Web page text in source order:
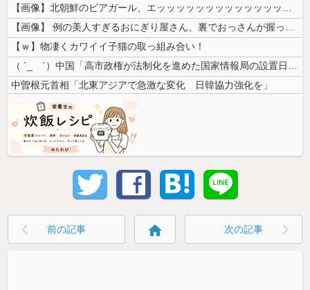
【画像】北朝鮮のビアガール、エッッッッッッッッッッッッッッッッッ！
【画像】 例の美人すぎるおにぎり屋さん、裏でおっさんが握っていたｗｗｗ...
【ｗ】物凄くカワイイ子猫の取っ組み合い！
（ ´_ゝ`）中国「高市政権が法制化を進めた国家情報局の設置日が7月3...
中曽根元首相「北東アジアで急激な変化 日韓協力強化を」
前の記事 home 次の記事